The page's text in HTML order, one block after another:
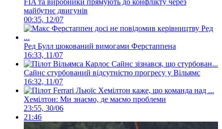
FIA та виробники прямують до конфлікту через
майбутнє двигунів
00:35, 12/07
Ред Булл шокований вимогами Ферстаппена
16:33, 11/07
Сайнс стурбований відсутністю прогресу у Вільямс
16:32, 11/07
Хемілтон: Ми знаємо, де маємо проблеми
23:55, 30/06
21:46